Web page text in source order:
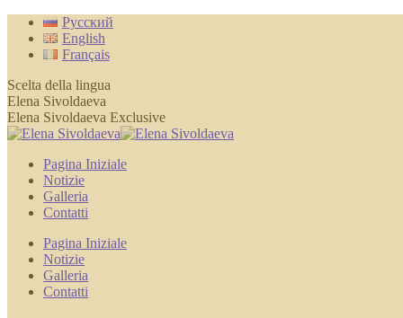
Skip
content
Русский
English
Français
Scelta della lingua
Elena Sivoldaeva
Elena Sivoldaeva Exclusive
Pagina Iniziale
Notizie
Galleria
Contatti
Pagina Iniziale
Notizie
Galleria
Contatti